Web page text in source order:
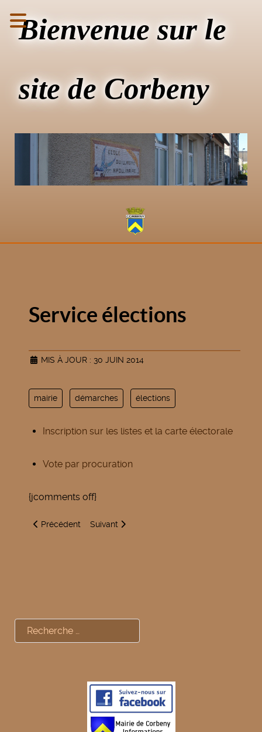
Bienvenue sur le
site de Corbeny
Service élections
MIS À JOUR : 30 JUIN 2014
mairie démarches élections
Inscription sur les listes et la carte électorale
Vote par procuration
{jcomments off}
Article précédent : Recensement militaire
Précédent Article suivant : Démarches pour les
Suivant
Rechercher